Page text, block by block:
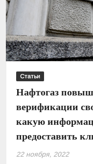
подписал
закон
Статьи
Нафтогаз
верификации
какую
предоставить
22 ноября, 2022